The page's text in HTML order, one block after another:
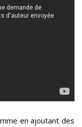
en ajoutant des